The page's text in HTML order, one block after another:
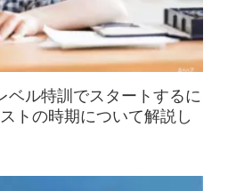
ベル特訓でスタートするに
トの時期について解説し